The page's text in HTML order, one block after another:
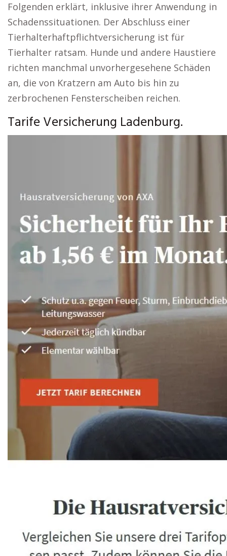
Folgenden erklärt, inklusive ihrer Anwendung in
Schadenssituationen. Der Abschluss einer
Tierhalterhaftpflichtversicherung ist für
Tierhalter ratsam. Hunde und andere Haustiere
richten manchmal unvorhergesehene Schäden
an, die von Kratzern am Auto bis hin zu
zerbrochenen Fensterscheiben reichen.
Tarife Versicherung Ladenburg.